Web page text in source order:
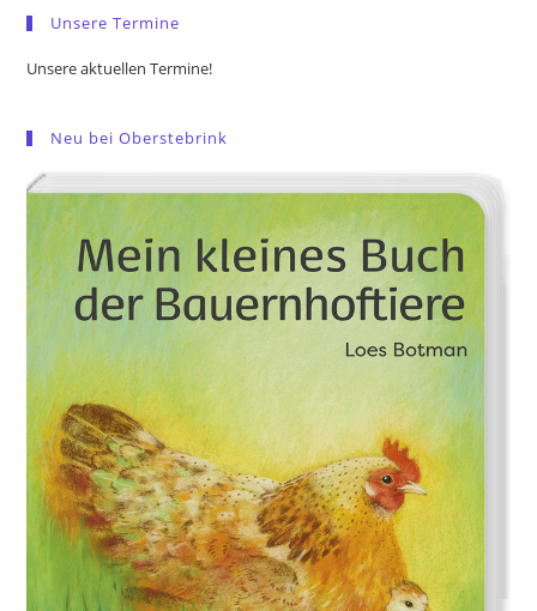
Unsere Termine
Unsere aktuellen Termine!
Neu bei Oberstebrink